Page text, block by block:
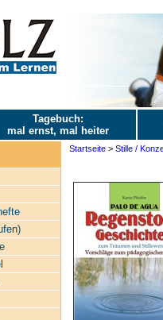
Tagebuch:
mal ernst, mal heiter
Startseite> Stille /